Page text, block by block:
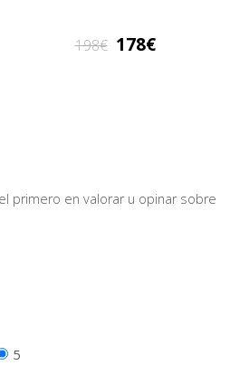
198 178
primero en valorar u opinar sobre
5